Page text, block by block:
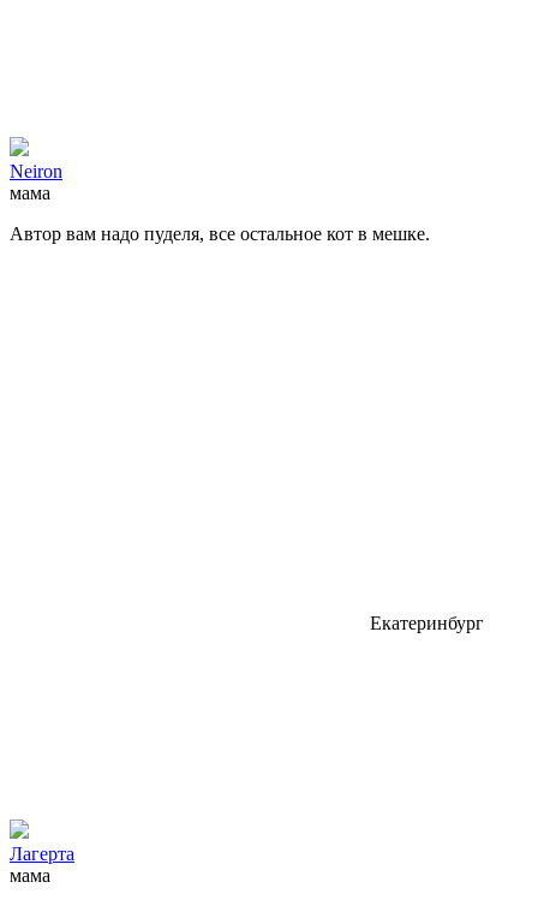
Neiron
мама
Автор вам надо пуделя, все остальное кот в мешке.
Екатеринбург
Лагерта
мама